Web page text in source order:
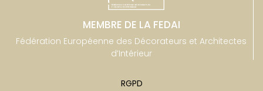
MEMBRE DE LA FEDAI
Fédération Européenne des Décorateurs et Architectes
d’Intérieur
RGPD